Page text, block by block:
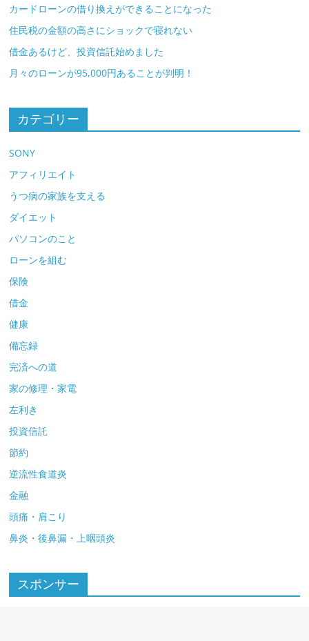
カードローンの借り換えができることになった
住民税の金額の高さにショックで寝れない
借金あるけど、投資信託始めました
月々のローンが95,000円あることが判明！
カテゴリー
SONY
アフィリエイト
うつ病の家族を支える
ダイエット
パソコンのこと
ローンを組む
保険
借金
健康
備忘録
完済への道
家の修理・家電
左利き
投資信託
節約
逆流性食道炎
金融
頭痛・肩こり
鼻炎・後鼻漏・上咽頭炎
スポンサー